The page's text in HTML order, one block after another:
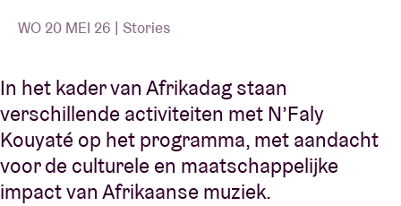
Contact
WO 20 MEI 26 | Stories
In het kader van Afrikadag staan
verschillende activiteiten met N’Faly
Kouyaté op het programma, met aandacht
voor de culturele en maatschappelijke
impact van Afrikaanse muziek.